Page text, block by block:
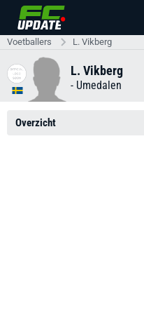
Voetballers L. Vikberg
L. Vikberg
- Umedalen
Overzicht